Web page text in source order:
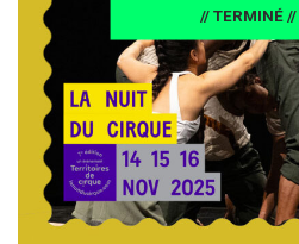
// TERMINÉ //